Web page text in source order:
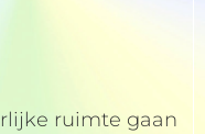
ruimte gaan